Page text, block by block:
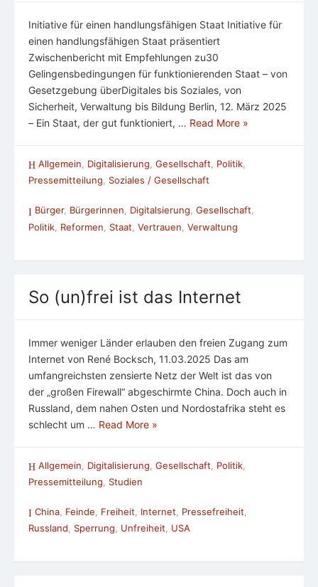
Initiative für einen handlungsfähigen Staat Initiative für
einen handlungsfähigen Staat präsentiert
Zwischenbericht mit Empfehlungen zu30
Gelingensbedingungen für funktionierenden Staat – von
Gesetzgebung überDigitales bis Soziales, von
Sicherheit, Verwaltung bis Bildung Berlin, 12. März 2025
– Ein Staat, der gut funktioniert, … Read More »
Allgemein Digitalisierung Gesellschaft Politik
Pressemitteilung, Soziales / Gesellschaft
Bürger, Bürgerinnen, Digitalsierung, Gesellschaft,
Politik Reformen Staat Vertrauen Verwaltung
So (un)frei ist das Internet
Immer weniger Länder erlauben den freien Zugang zum
Internet von René Bocksch, 11.03.2025 Das am
umfangreichsten zensierte Netz der Welt ist das von
der „großen Firewall“ abgeschirmte China. Doch auch in
Russland, dem nahen Osten und Nordostafrika steht es
schlecht um … Read More »
Allgemein Digitalisierung Gesellschaft Politik
Pressemitteilung
Studien
China Feinde Freiheit Internet Pressefreiheit
Russland
Sperrung Unfreiheit USA